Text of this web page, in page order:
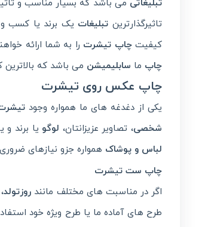
تبلیغاتی می باشد که بسیار مناسب و
تاثیرگذارترین تبلیغات یک برند یا کسب و
کیفیتچاپ تیشرت را به شما ارائه
چاپ ما سابلیمیشن می باشد که
چاپ عکس روی تیشرت
یکی از دغدغه های ما همواره وجود
شخصی، تصاویر عزیزانتان، لوگو یا برند
لباس و پوشاک همواره جزو نیازهای
چاپ ست تیشرت
اگر در مناسبت های مختلف مانند روزتولد،
طرح های آماده ما یا طرح ویژه خود